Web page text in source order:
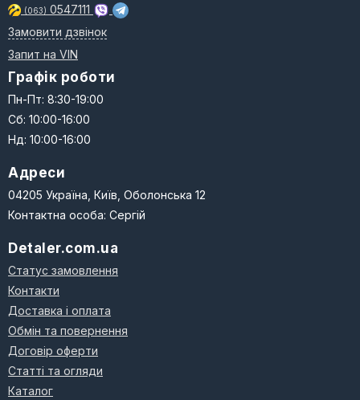
(063) 0547111
Замовити дзвінок
Запит на VIN
Графік роботи
Пн-Пт: 8:30-19:00
Сб: 10:00-16:00
Нд: 10:00-16:00
Адреси
04205 Україна, Київ, Оболонська 12
Контактна особа: Сергій
Detaler.com.ua
Статус замовлення
Контакти
Доставка і оплата
Обмін та повернення
Договір оферти
Статті та огляди
Каталог